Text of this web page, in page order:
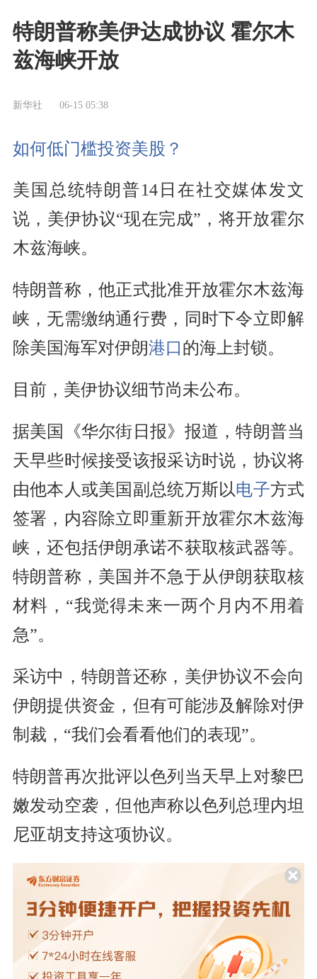
特朗普称美伊达成协议 霍尔木
兹海峡开放
新华社 06-15 05:38
如何低门槛投资美股？
美国总统特朗普14日在社交媒体发文
说，美伊协议“现在完成”，将开放霍尔
木兹海峡。
特朗普称，他正式批准开放霍尔木兹海
峡，无需缴纳通行费，同时下令立即解
除美国海军对伊朗港口 的海上封锁。
目前，美伊协议细节尚未公布。
据美国《华尔街日报》报道，特朗普当
天早些时候接受该报采访时说，协议将
由他本人或美国副总统万斯以电子方式
签署，内容除立即重新开放霍尔木兹海
峡，还包括伊朗承诺不获取核武器等。
特朗普称，美国并不急于从伊朗获取核
材料，“我觉得未来一两个月内不用着
急”。
采访中，特朗普还称，美伊协议不会向
伊朗提供资金，但有可能涉及解除对伊
制裁，“我们会看看他们的表现”。
特朗普再次批评以色列当天早上对黎巴
嫩发动空袭，但他声称以色列总理内坦
尼亚胡支持这项协议。